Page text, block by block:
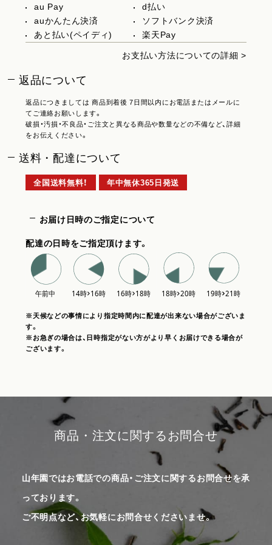
au Pay
d払い
auかんたん決済
ソフトバンク決済
あと払い(ペイディ)
楽天Pay
お支払い方法についての詳細 >
返品について
返品につきましては 商品到着後 7日間以内にお電話またはメールに
てご連絡お願いします。
破損・汚損・不良品・ご注文と異なる商品や数量などの不備など、詳細
をお伝えください。
送料・配達について
全国送料無料！ 年中無休365日発送
お届け日時のご指定について
配達の日時をご指定頂けます。
※天候などの事情により指定時間内に配達が出来ない場合がございま
す。
※お急ぎの場合は、日時指定がない方がより早くお届けできる場合が
ございます。
商品・注文に関するお問合せ
山年園ではお電話での商品・ご注文に関するお問合せを承
っております。
ご不明点など、お気軽にお問合せくださいませ。